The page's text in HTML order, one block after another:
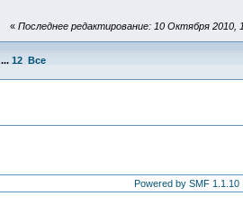
« Последнее редактирование: 10 Октября 2010,
... 12 Все
Powered by SMF 1.1.10